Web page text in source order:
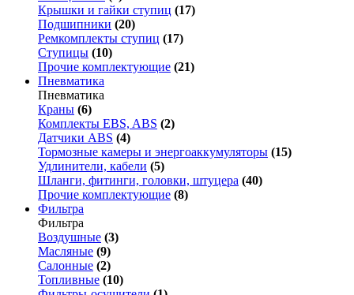
Крышки и гайки ступиц (17)
Подшипники (20)
Ремкомплекты ступиц (17)
Ступицы (10)
Прочие комплектующие (21)
Пневматика
Пневматика
Краны (6)
Комплекты EBS, ABS (2)
Датчики ABS (4)
Тормозные камеры и энергоаккумуляторы (15)
Удлинители, кабели (5)
Шланги, фитинги, головки, штуцера (40)
Прочие комплектующие (8)
Фильтра
Фильтра
Воздушные (3)
Масляные (9)
Салонные (2)
Топливные (10)